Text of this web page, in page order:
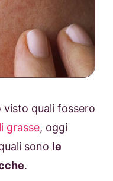
visto quali fossero
grasse, oggi
sono le
.